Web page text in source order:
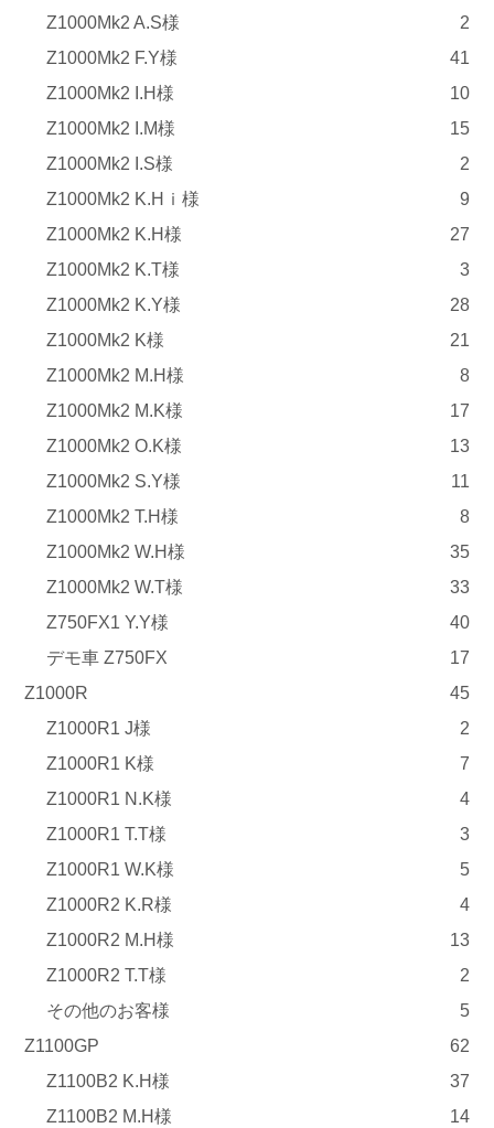
Z1000Mk2 A.S様
2
Z1000Mk2 F.Y様
41
Z1000Mk2 I.H様
10
Z1000Mk2 I.M様
15
Z1000Mk2 I.S様
2
Z1000Mk2 K.Hｉ様
9
Z1000Mk2 K.H様
27
Z1000Mk2 K.T様
3
Z1000Mk2 K.Y様
28
Z1000Mk2 K様
21
Z1000Mk2 M.H様
8
Z1000Mk2 M.K様
17
Z1000Mk2 O.K様
13
Z1000Mk2 S.Y様
11
Z1000Mk2 T.H様
8
Z1000Mk2 W.H様
35
Z1000Mk2 W.T様
33
Z750FX1 Y.Y様
40
デモ車 Z750FX
17
Z1000R
45
Z1000R1 J様
2
Z1000R1 K様
7
Z1000R1 N.K様
4
Z1000R1 T.T様
3
Z1000R1 W.K様
5
Z1000R2 K.R様
4
Z1000R2 M.H様
13
Z1000R2 T.T様
2
その他のお客様
5
Z1100GP
62
Z1100B2 K.H様
37
Z1100B2 M.H様
14